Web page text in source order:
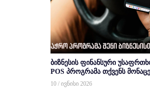
ბიზნესის ფინანსური
POS პროგრამა თქვენს
10 / ივნისი 2026